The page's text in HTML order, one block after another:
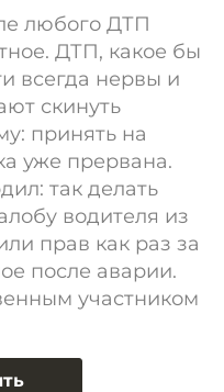
любого ДТП
ДТП, какое бы
всегда нервы и
скинуть
принять на
уже прервана.
так делать
водителя из
прав как раз за
после аварии.
участником